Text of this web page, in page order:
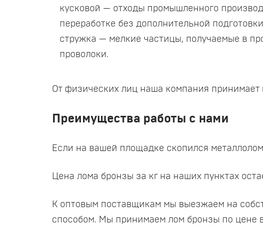
кусковой — отходы промышленного
переработке без дополнительной
стружка — мелкие частицы, получаемые в
проволоки.
От физических лиц наша компания принимает
Преимущества работы с нами
Если на вашей площадке скопился
Цена лома бронзы за кг на наших пунктах
К оптовым поставщикам мы выезжаем на
способом. Мы принимаем лом бронзы по